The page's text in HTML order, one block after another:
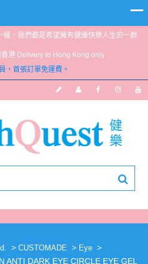
樣，我們都是希望擁有健康快樂人生的一群
港 Delivery to Hong Kong only
，首張訂單免運費。
GEL 20ML
> CUSTOMADE > Eye >
ANTI DARK EYE CIRCLE EYE GEL